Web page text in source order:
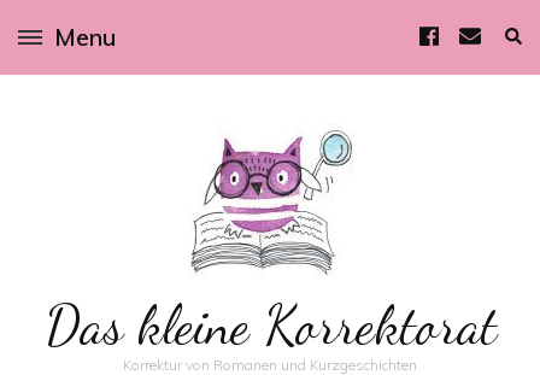
Menu
Das kleine Korrektorat
Korrektur von Romanen und Kurzgeschichten